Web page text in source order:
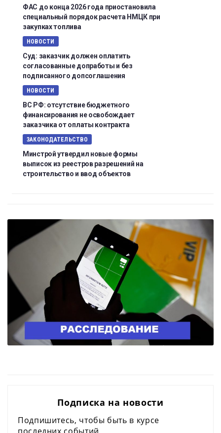
ФАС до конца 2026 года приостановила
специальный порядок расчета НМЦК при
закупках топлива
НОВОСТИ
Суд: заказчик должен оплатить
согласованные допработы и без
подписанного допсоглашения
НОВОСТИ
ВС РФ: отсутствие бюджетного
финансирования не освобождает
заказчика от оплаты контракта
ЗАКОНОДАТЕЛЬСТВО
Минстрой утвердил новые формы
выписок из реестров разрешений на
строительство и ввод объектов
Подписка на новости
Подпишитесь, чтобы быть в курсе